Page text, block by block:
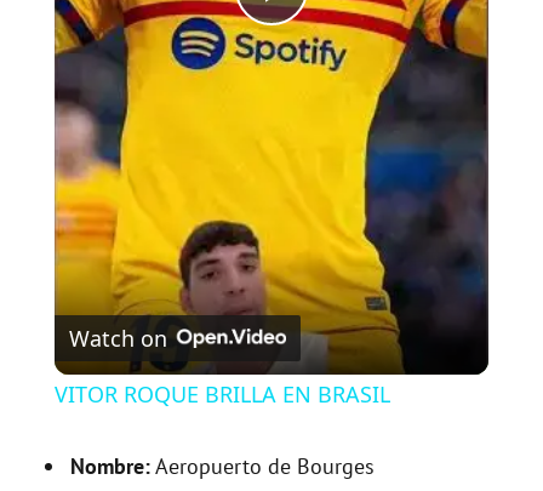
P
V
i
d
Watch on
VITOR ROQUE BRILLA EN BRASIL
Nombre:Aeropuerto de Bourges